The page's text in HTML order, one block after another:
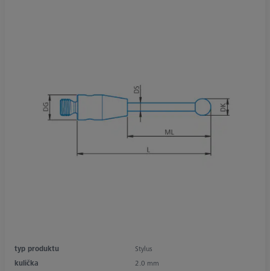
typ produktu
Stylus
kulička
2.0 mm